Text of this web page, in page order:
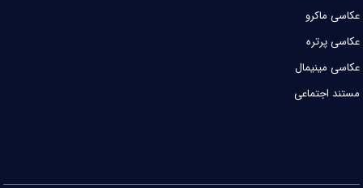
عکاسی ماکرو
عکاسی پرتره
عکاسی مینیمال
مستند اجتماعی